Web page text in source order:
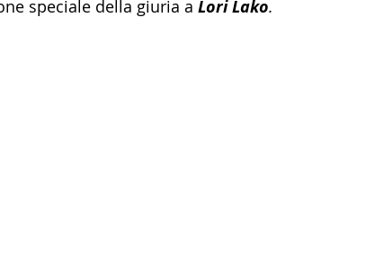
speciale della giuria a Lori Lako.